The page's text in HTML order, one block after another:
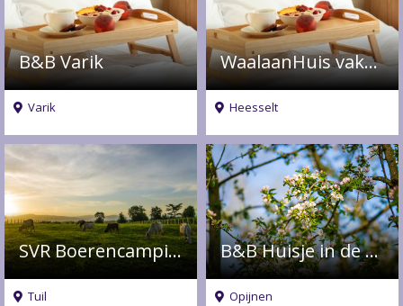
B&B Varik
Varik
WaalaanHuis vakantiehuis
Heesselt
SVR Boerencamping Hoge Haren
Tuil
B&B Huisje in de Betuwe
Opijnen